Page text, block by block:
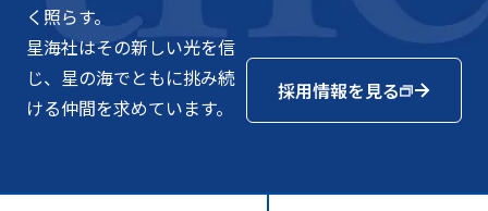
く照らす。
星海社はその新しい光を信
じ、星の海でともに挑み続
ける仲間を求めています。
採用情報を見る